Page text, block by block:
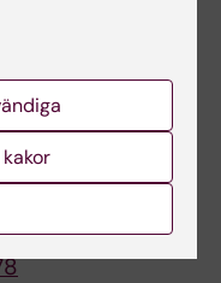
with risk of
mortality:
study
.”
Martina
Hagman, PLOS
doi: